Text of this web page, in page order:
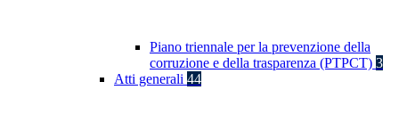
Piano triennale per la prevenzione della
corruzione e della trasparenza (PTPCT) 3
Atti generali 44